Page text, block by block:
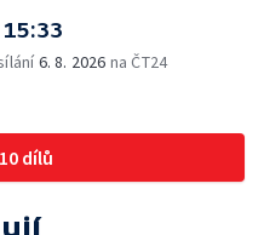
6. 8. 2026 na ČT24
dílů